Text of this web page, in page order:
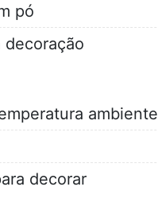
pó
decoração
ambiente
decorar